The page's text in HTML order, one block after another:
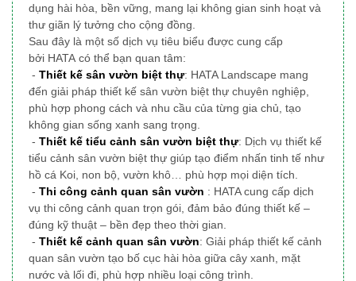
dụng hài hòa, bền vững, mang lại không gian sinh hoạt và
thư giãn lý tưởng cho cộng đồng.
Sau đây là một số dịch vụ tiêu biểu được cung cấp
bởi HATA có thể bạn quan tâm:
- Thiết kế sân vườn biệt thự: HATA Landscape mang
đến giải pháp thiết kế sân vườn biệt thự chuyên nghiệp,
phù hợp phong cách và nhu cầu của từng gia chủ, tạo
không gian sống xanh sang trọng.
- Thiết kế tiểu cảnh sân vườn biệt thự: Dịch vụ thiết kế
tiểu cảnh sân vườn biệt thự giúp tạo điểm nhấn tinh tế như
hồ cá Koi, non bộ, vườn khô… phù hợp mọi diện tích.
- Thi công cảnh quan sân vườn : HATA cung cấp dịch
vụ thi công cảnh quan trọn gói, đảm bảo đúng thiết kế –
đúng kỹ thuật – bền đẹp theo thời gian.
- Thiết kế cảnh quan sân vườn: Giải pháp thiết kế cảnh
quan sân vườn tạo bố cục hài hòa giữa cây xanh, mặt
nước và lối đi, phù hợp nhiều loại công trình.